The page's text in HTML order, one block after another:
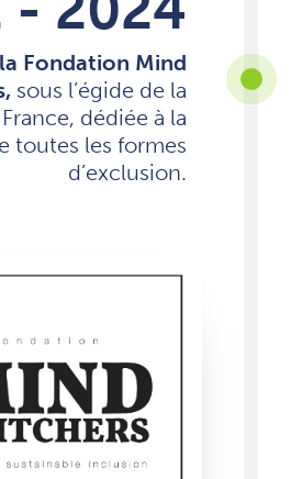
Fondation Mind
sous l’égide de la
dédiée à la
toutes les formes
d’exclusion.